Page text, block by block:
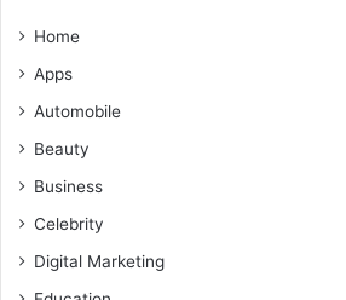
Home
Apps
Automobile
Beauty
Business
Celebrity
Digital Marketing